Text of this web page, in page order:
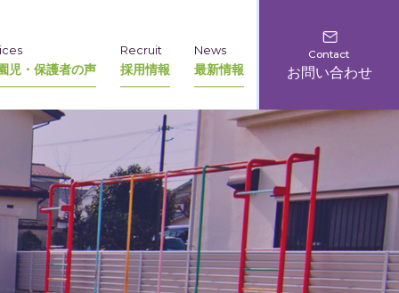
児・保護者の声
Recruit
採用情報
News
最新情報 お問い合わせ
Contact